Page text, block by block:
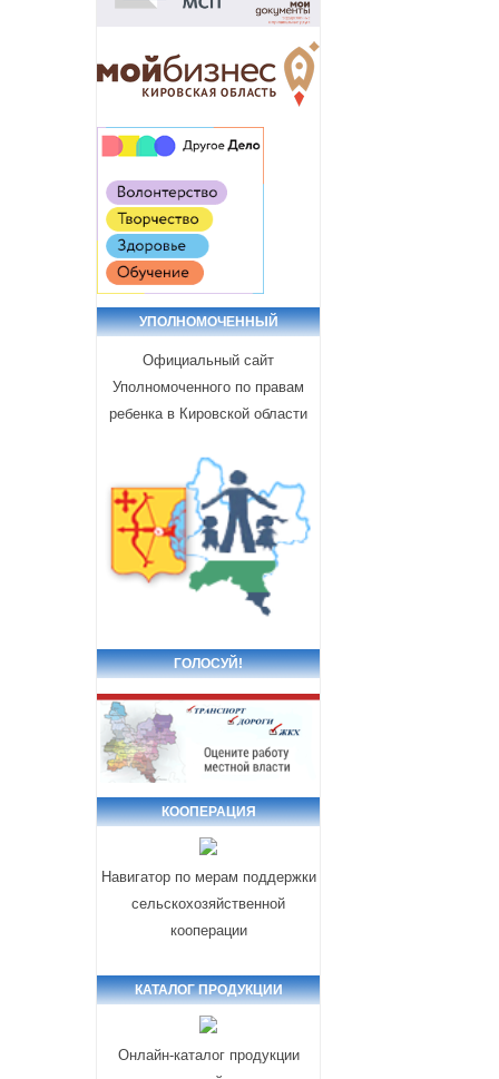
УПОЛНОМОЧЕННЫЙ
Официальный сайт
Уполномоченного по правам
ребенка в Кировской области
ГОЛОСУЙ!
КООПЕРАЦИЯ
Навигатор по мерам поддержки
сельскохозяйственной
кооперации
КАТАЛОГ ПРОДУКЦИИ
Онлайн-каталог продукции